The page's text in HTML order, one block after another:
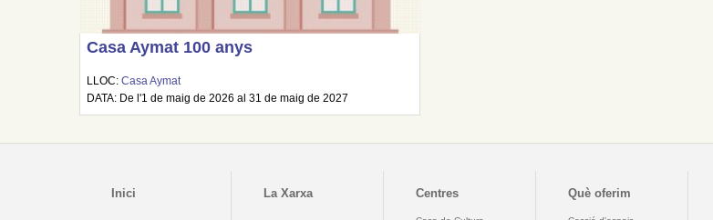
Casa Aymat 100 anys
LLOC:Casa Aymat
DATA: De l'1 de maig de 2026 al 31 de maig de 2027
Inici La Xarxa Centres Què oferim